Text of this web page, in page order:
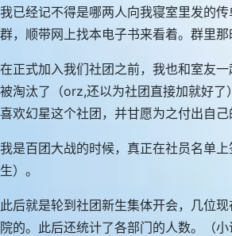
我已经记不得是哪两人向我寝室里发的
群，顺带网上找本电子书来看着。群里
在正式加入我们社团之前，我也和室友
被淘汰了（orz,还以为社团直接加就好
喜欢幻星这个社团，并甘愿为之付出自己
我是百团大战的时候，真正在社员名单
生）。
此后就是轮到社团新生集体开会，几位
院的。此后还统计了各部门的人数。（